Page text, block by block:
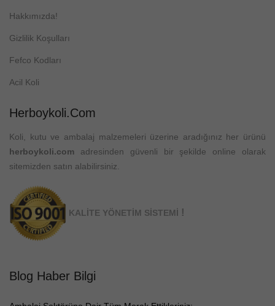
Hakkımızda!
Gizlilik Koşulları
Fefco Kodları
Acil Koli
Herboykoli.com
Koli, kutu ve ambalaj malzemeleri üzerine aradığınız her ürünü
herboykoli.com adresinden güvenli bir şekilde online olarak
sitemizden satın alabilirsiniz.
KALİTE YÖNETİM SİSTEMİ !
Blog Haber Bilgi